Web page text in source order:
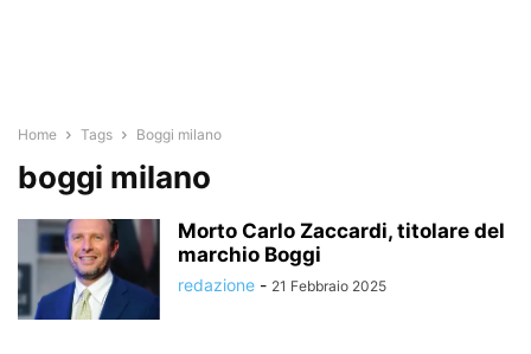
Home Tags Boggi milano
boggi milano
Morto Carlo Zaccardi, titolare del
marchio Boggi
redazione - 21 Febbraio 2025